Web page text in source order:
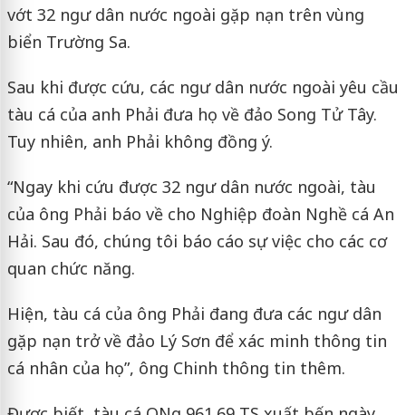
vớt 32 ngư dân nước ngoài gặp nạn trên vùng
biển Trường Sa.
Sau khi được cứu, các ngư dân nước ngoài yêu cầu
tàu cá của anh Phải đưa họ về đảo Song Tử Tây.
Tuy nhiên, anh Phải không đồng ý.
“Ngay khi cứu được 32 ngư dân nước ngoài, tàu
của ông Phải báo về cho Nghiệp đoàn Nghề cá An
Hải. Sau đó, chúng tôi báo cáo sự việc cho các cơ
quan chức năng.
Hiện, tàu cá của ông Phải đang đưa các ngư dân
gặp nạn trở về đảo Lý Sơn để xác minh thông tin
cá nhân của họ”, ông Chinh thông tin thêm.